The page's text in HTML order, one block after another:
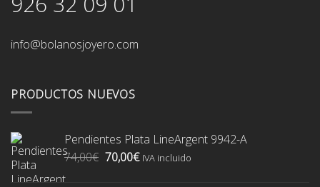
info@bolanosjoyero.com
PRODUCTOS NUEVOS
Pendientes Plata LineArgent 9942-A
74,00€ El
70,00€ElIVA incluido